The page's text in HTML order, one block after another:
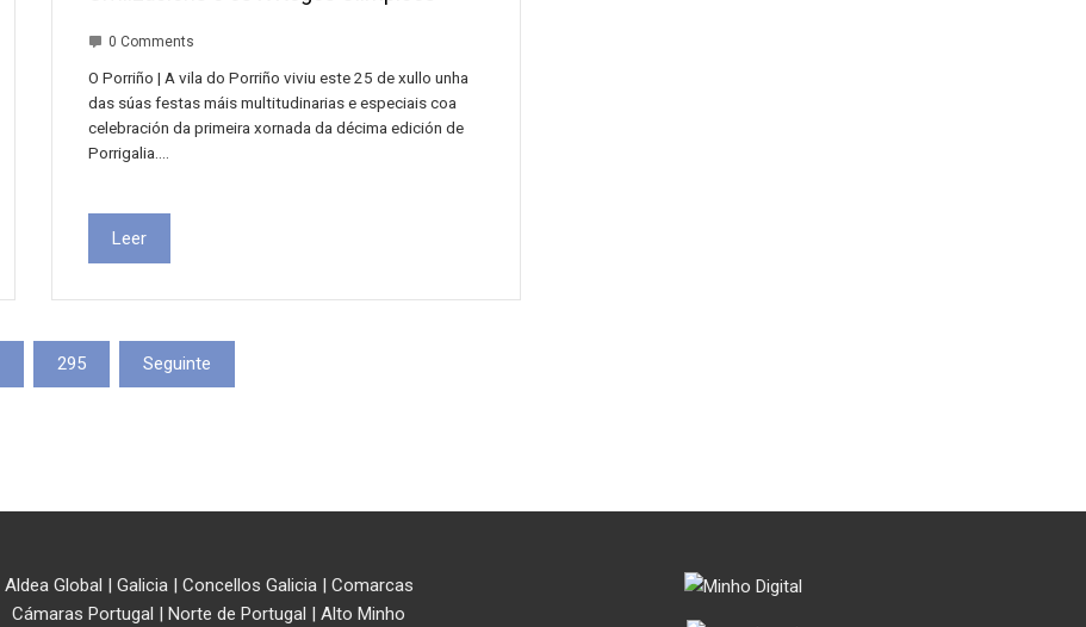
0 Comments
O Porriño | A vila do Porriño viviu este 25 de xullo unha
das súas festas máis multitudinarias e especiais coa
celebración da primeira xornada da décima edición de
Porrigalia.…
Leer
295 Seguinte
Aldea Global | Galicia| Concellos Galicia| Comarcas
Cámaras Portugal | Norte de Portugal | Alto Minho